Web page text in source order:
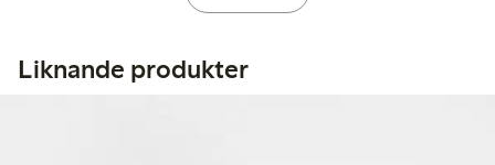
Liknande produkter